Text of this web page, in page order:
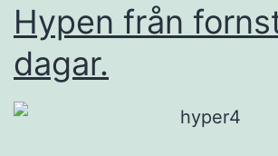
Hypen från
dagar.